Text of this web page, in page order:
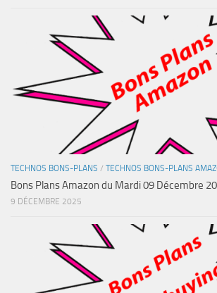
TECHNOS BONS-PLANS / TECHNOS BONS-PLANS
Bons Plans Amazon du Mardi 09 Décembre
9 DÉCEMBRE 2025